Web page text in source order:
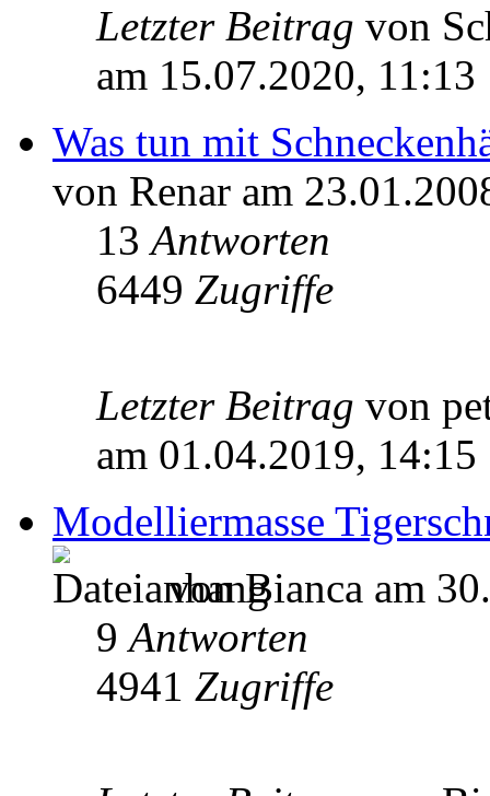
Letzter Beitrag von
am 15.07.2020, 11:13
Was tun mit
von Renar am
13Antworten
6449 Zugriffe
Letzter Beitrag von
am 01.04.2019, 14:15
Modelliermasse
von Bianca am
9Antworten
4941 Zugriffe